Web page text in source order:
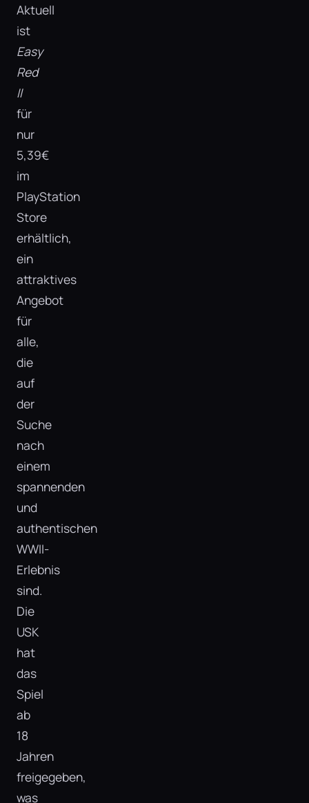
Aktuell
ist
Easy
Red
II
für
nur
5,39€
im
PlayStation
Store
erhältlich,
ein
attraktives
Angebot
für
alle,
die
auf
der
Suche
nach
einem
spannenden
und
authentischen
WWII-
Erlebnis
sind.
Die
USK
hat
das
Spiel
ab
18
Jahren
freigegeben,
was